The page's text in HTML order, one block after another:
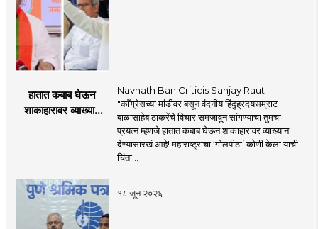
हातात कबाब घेऊन
शाकाहारावर व्याख्यान
Navnath Ban Criticis Sanjay Raut
"काँग्रेसच्या मांडीवर बसून वंदनीय हिंदुह्रदयसम्राट
बाळासाहेब ठाकरेंचे विचार समजावून सांगण्याचा तुमचा
प्रयत्न म्हणजे हातात कबाब घेऊन शाकाहारावर व्याख्यान
देण्यासारखं आहे! महाराष्ट्राचा ‘गोलपीठा’ कोणी केला याची
चिंता ..
१८ जून २०२६